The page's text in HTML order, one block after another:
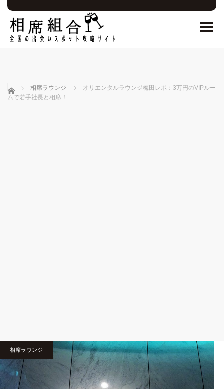
ホーム 相席ラウンジ
オリエンタルラウンジ梅田レポ：3万円のVIPルー
ムで若手社長と相席！
相席ラウンジ